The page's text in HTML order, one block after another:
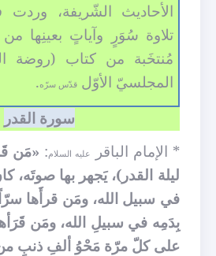
الأحاديث الشّريفة،
تلاوة سُوَرٍ وآياتٍ بعينِها من
مُنتخَبة من كتاب (روضة
المجلسيّ الأوّل قدّس سرّه.
سورة القدر
* الإمام الباقر
عليه السلام: «مَن
ليلة القدر)، يَجهر بها صوتَه،
في سبيل الله، ومَن قرأَها
بِدَمِه في سبيلِ الله، ومَن
على كلّ مرّة مَحْوُ ألفِ ذنبٍ من